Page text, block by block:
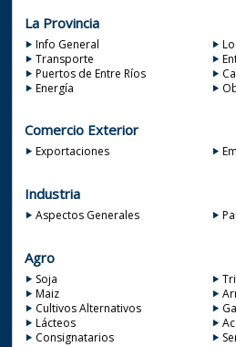
La Provincia
Info General
Transporte
Puertos de Entre Ríos
Energía
Comercio Exterior
Exportaciones
Industria
Aspectos Generales
Agro
Soja
Maiz
Cultivos Alternativos
Lácteos
Consignatarios